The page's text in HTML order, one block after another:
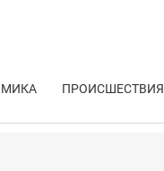
ПРОИСШЕСТВИЯ